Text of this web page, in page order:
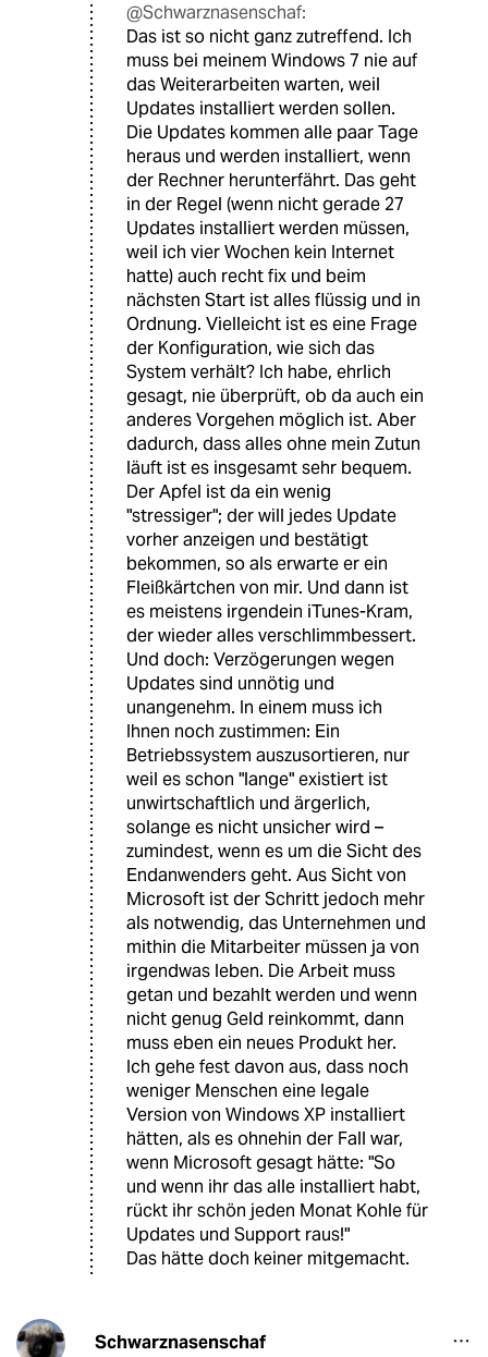
@Schwarznasenschaf:
Das ist so nicht ganz zutreffend. Ich
muss bei meinem Windows 7 nie auf
das Weiterarbeiten warten, weil
Updates installiert werden sollen.
Die Updates kommen alle paar Tage
heraus und werden installiert, wenn
der Rechner herunterfährt. Das geht
in der Regel (wenn nicht gerade 27
Updates installiert werden müssen,
weil ich vier Wochen kein Internet
hatte) auch recht fix und beim
nächsten Start ist alles flüssig und in
Ordnung. Vielleicht ist es eine Frage
der Konfiguration, wie sich das
System verhält? Ich habe, ehrlich
gesagt, nie überprüft, ob da auch ein
anderes Vorgehen möglich ist. Aber
dadurch, dass alles ohne mein Zutun
läuft ist es insgesamt sehr bequem.
Der Apfel ist da ein wenig
"stressiger"; der will jedes Update
vorher anzeigen und bestätigt
bekommen, so als erwarte er ein
Fleißkärtchen von mir. Und dann ist
es meistens irgendein iTunes-Kram,
der wieder alles verschlimmbessert.
Und doch: Verzögerungen wegen
Updates sind unnötig und
unangenehm. In einem muss ich
Ihnen noch zustimmen: Ein
Betriebssystem auszusortieren, nur
weil es schon "lange" existiert ist
unwirtschaftlich und ärgerlich,
solange es nicht unsicher wird –
zumindest, wenn es um die Sicht des
Endanwenders geht. Aus Sicht von
Microsoft ist der Schritt jedoch mehr
als notwendig, das Unternehmen und
mithin die Mitarbeiter müssen ja von
irgendwas leben. Die Arbeit muss
getan und bezahlt werden und wenn
nicht genug Geld reinkommt, dann
muss eben ein neues Produkt her.
Ich gehe fest davon aus, dass noch
weniger Menschen eine legale
Version von Windows XP installiert
hätten, als es ohnehin der Fall war,
wenn Microsoft gesagt hätte: "So
und wenn ihr das alle installiert habt,
rückt ihr schön jeden Monat Kohle für
Updates und Support raus!"
Das hätte doch keiner mitgemacht.
Schwarznasenschaf